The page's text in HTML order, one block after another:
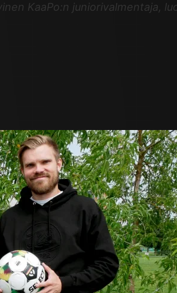
KaaPo:n juniorivalmentaja,